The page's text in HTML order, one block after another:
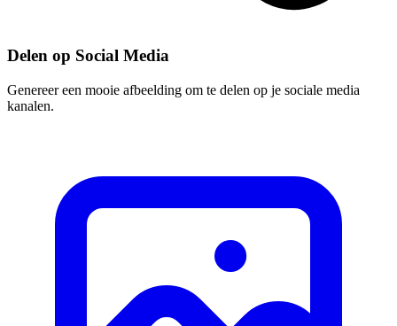
Delen op Social Media
Genereer een mooie afbeelding om te delen op je sociale media
kanalen.